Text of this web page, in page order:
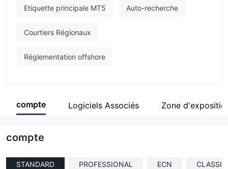
Etiquette principale MT5 Auto-recherche
Courtiers Régionaux
Réglementation offshore
compte Logiciels Associés Zone
compte
STANDARD PROFESSIONAL ECN CLASSIC